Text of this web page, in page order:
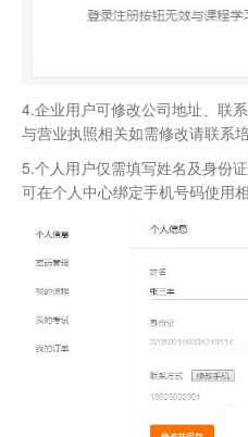
4.企业用户可修改公司地址、联
与营业执照相关如需修改请联系培
5.个人用户仅需填写姓名及身份
可在个人中心绑定手机号码使用相